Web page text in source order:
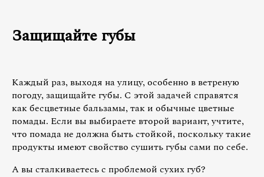
Защищайте губы
Каждый раз, выходя на улицу, особенно в ветреную
погоду, защищайте губы. С этой задачей справятся
как бесцветные бальзамы, так и обычные цветные
помады. Если вы выбираете второй вариант, учтите,
что помада не должна быть стойкой, поскольку такие
продукты имеют свойство сушить губы сами по себе.
А вы сталкиваетесь с проблемой сухих губ?